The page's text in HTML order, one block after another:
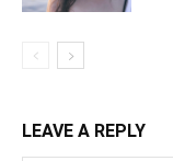
LEAVE A REPLY